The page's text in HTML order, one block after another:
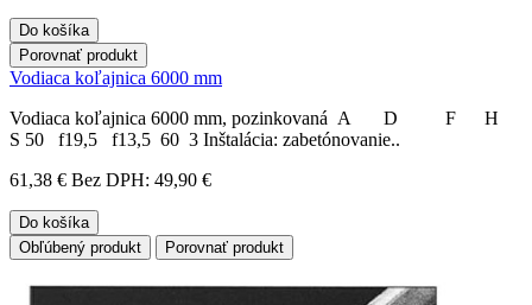
Do košíka
Porovnať produkt
Vodiaca koľajnica 6000 mm
Vodiaca koľajnica 6000 mm, pozinkovaná A D F H
S 50 f19,5 f13,5 60 3 Inštalácia: zabetónovanie..
61,38 € Bez DPH: 49,90 €
Do košíka
Obľúbený produkt
Porovnať produkt